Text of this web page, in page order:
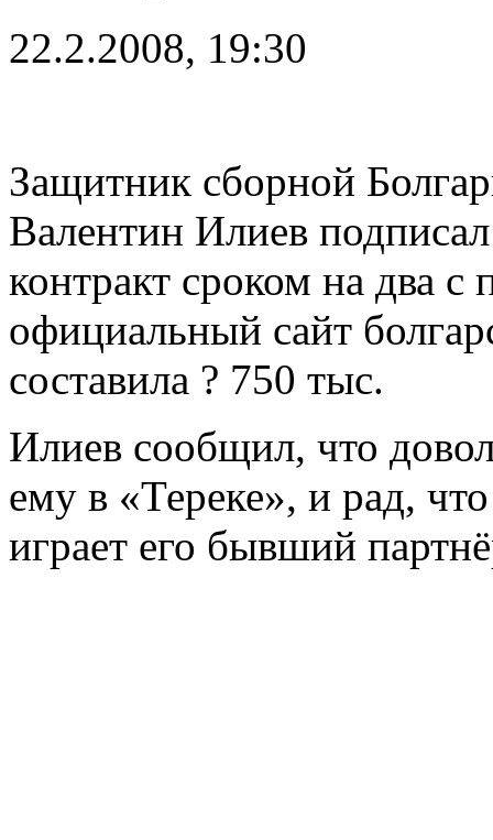
22.2.2008, 19:30
Защитник сборной
Валентин Илиев
контракт сроком на два
официальный сайт
составила ? 750 тыс.
Илиев сообщил, что
ему в «Тереке», и рад,
играет его бывший